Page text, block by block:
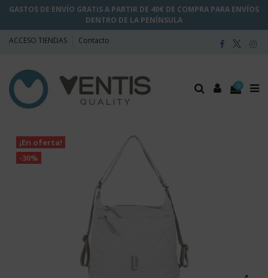
GASTOS DE ENVÍO GRATIS A PARTIR DE 40€ DE COMPRA PARA ENVÍOS
DENTRO DE LA PENÍNSULA
ACCESO TIENDAS Contacto
0
¡En oferta!
-30%